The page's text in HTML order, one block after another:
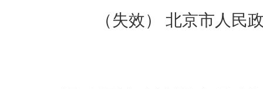
（失效） 北京市人民